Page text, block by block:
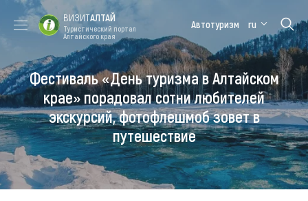
Форум VISIT
ALTAI
Цветение
маральника
Медицинский
форум
Алтайская
зимовка
Туры
Где побывать
Чем заняться
ВИЗИТАЛТАЙ
Туристический портал
Алтайского края
Автотуризм ru
Фестиваль «День туризма в Алтайском
крае» порадовал сотни любителей
экскурсий, фотофлешмоб зовет в
путешествие